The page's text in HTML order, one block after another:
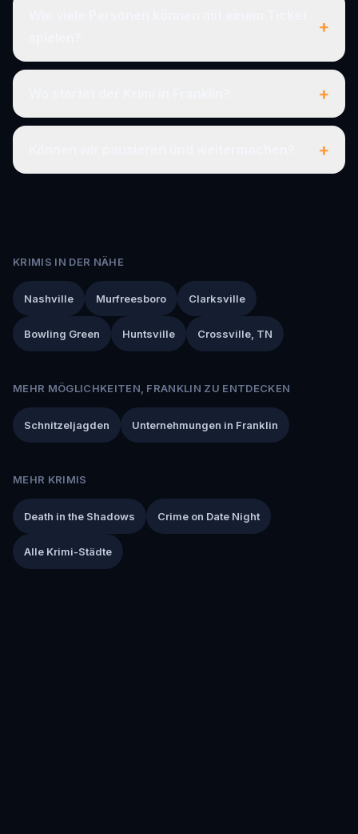
+
+
+
KRIMIS IN DER NÄHE
Nashville Murfreesboro Clarksville
Bowling Green Huntsville Crossville, TN
MEHR MÖGLICHKEITEN, FRANKLIN ZU ENTDECKEN
Schnitzeljagden Unternehmungen in Franklin
MEHR KRIMIS
Death in the Shadows Crime on Date Night
Alle Krimi-Städte